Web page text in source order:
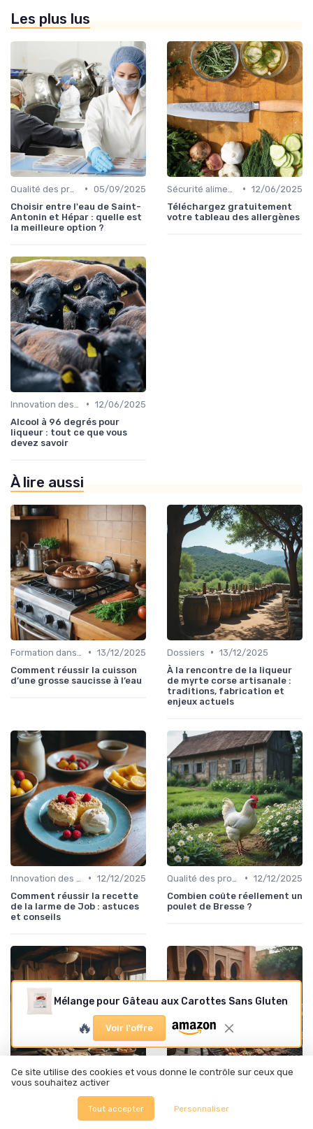
Les plus lus
• 05/09/2025
Choisir entre l'eau de Saint-
Antonin et Hépar : quelle est
la meilleure option ?
• 12/06/2025
Téléchargez gratuitement
votre tableau des allergènes
• 12/06/2025
Alcool à 96 degrés pour
liqueur : tout ce que vous
devez savoir
À lire aussi
• 13/12/2025
Comment réussir la cuisson
d’une grosse saucisse à l’eau
Dossiers • 13/12/2025
À la rencontre de la liqueur
de myrte corse artisanale :
traditions, fabrication et
enjeux actuels
• 12/12/2025
Comment réussir la recette
de la larme de Job : astuces
et conseils
• 12/12/2025
Combien coûte réellement un
poulet de Bresse ?
•
Le paté algérien : traditions,
fabrication et enjeux actuels
Les secrets du barbecue
Mélange pour Gâteau aux Carottes Sans Gluten
🔥 Voir l'offre
Ce site utilise des cookies et vous donne le contrôle sur ceux que
vous souhaitez activer
Tout accepter Personnaliser